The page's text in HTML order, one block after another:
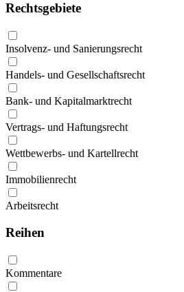
Rechtsgebiete
Insolvenz- und Sanierungsrecht
Handels- und Gesellschaftsrecht
Bank- und Kapitalmarktrecht
Vertrags- und Haftungsrecht
Wettbewerbs- und Kartellrecht
Immobilienrecht
Arbeitsrecht
Reihen
Kommentare